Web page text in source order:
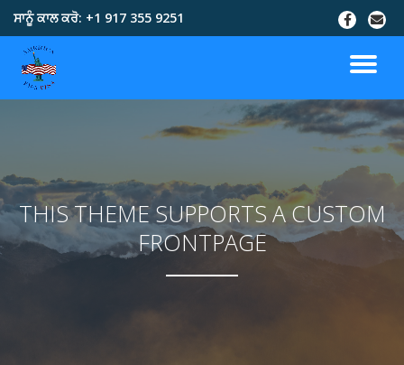
content
ਸਾਨੂੰ ਕਾਲ ਕਰੋ: +1 917 355 9251
THIS THEME SUPPORTS A CUSTOM
FRONTPAGE